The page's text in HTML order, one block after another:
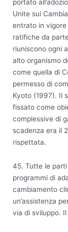
portato
Unite sui
entrato in
ratifiche da
riuniscono ogni
alto organismo
come quella di
permesso di
Kyoto (1997). Il
fissato come
complessive di
scadenza era il
rispettata.
45. Tutte le
programmi di
cambiamento
un’assistenza
via di sviluppo.